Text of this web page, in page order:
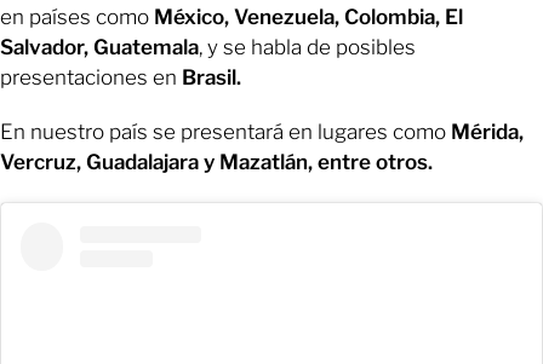
en países como México, Venezuela, Colombia, El
Salvador, Guatemala, y se habla de posibles
presentaciones en Brasil.
En nuestro país se presentará en lugares como Mérida,
Vercruz, Guadalajara y Mazatlán, entre otros.